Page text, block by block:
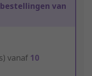
van
vanaf 10